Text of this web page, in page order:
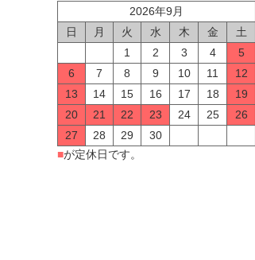
2026年9月
日
月 火 水 木 金
土
1
2 3 4
5
6
7 8 9 10 11
12
13
14 15 16 17 18
19
20
21 22 23 24 25
26
27
28 29
30
■が定休日です。